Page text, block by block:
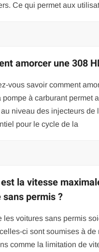
Ce qui permet aux
amorcer une 308
vous savoir comment
pompe à carburant permet
au niveau des injecteurs de
pour le cycle de la
la vitesse
permis ?
les voitures sans permis
ci sont soumises à de
comme la limitation de